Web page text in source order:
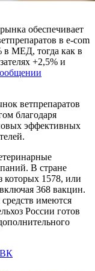
обеспечивает
в e-com
в МЕД, тогда как в
+2,5% и
ветпрепаратов
благодаря
эффективных
В стране
которых 1578, или
368 вакцин.
имеются
России готов
ВК